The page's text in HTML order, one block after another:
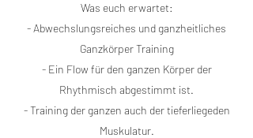
Was euch erwartet:
- Abwechslungsreiches und ganzheitliches
Ganzkörper Training
- Ein Flow für den ganzen Körper der
Rhythmisch abgestimmt ist.
- Training der ganzen auch der tieferliegeden
Muskulatur.